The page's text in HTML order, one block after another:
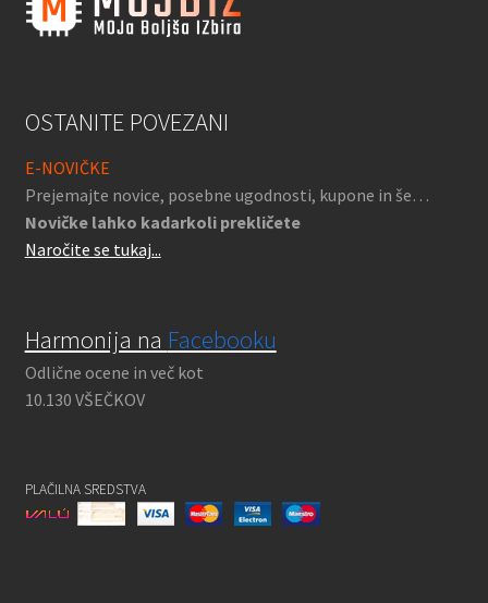
OSTANITE POVEZANI
E-NOVIČKE
Prejemajte novice, posebne ugodnosti, kupone in še…
Novičke lahko kadarkoli prekličete
Naročite se tukaj...
Harmonija na Facebooku
Odlične ocene in več kot
10.130 VŠEČKOV
PLAČILNA SREDSTVA